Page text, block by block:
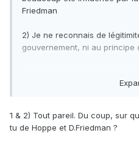
Friedman
2) Je ne reconnais de
gouvernement, ni au principe
propriété, y compris sous ses
personnes qui se définissent
utilitariste de cet
1 & 2) Tout pareil. Du coup, sur
tu de Hoppe et D.Friedman ?